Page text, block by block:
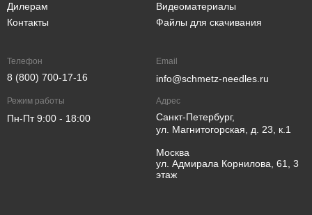
Дилерам
Контакты
Видеоматериалы
Файлы для скачивания
Телефон
8 (800) 700-17-16
Email
info@schmetz-needles.ru
Режим работы
Пн-Пт 9:00 - 18:00
Адрес
Санкт-Петербург,
ул. Магнитогорская, д. 23, к.1
Москва
ул. Адмирала Корнилова, 61, 3
этаж